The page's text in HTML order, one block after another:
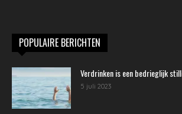
POPULAIRE BERICHTEN
Verdrinken is een bedrieglijk
5 juli 2023